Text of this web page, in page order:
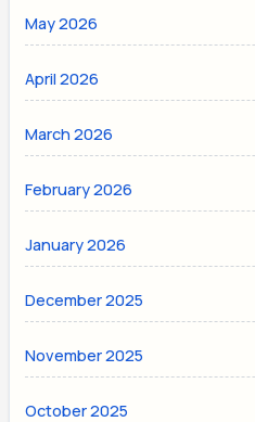
May 2026
April 2026
March 2026
February 2026
January 2026
December 2025
November 2025
October 2025